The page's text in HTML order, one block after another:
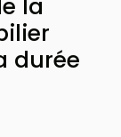
la
durée